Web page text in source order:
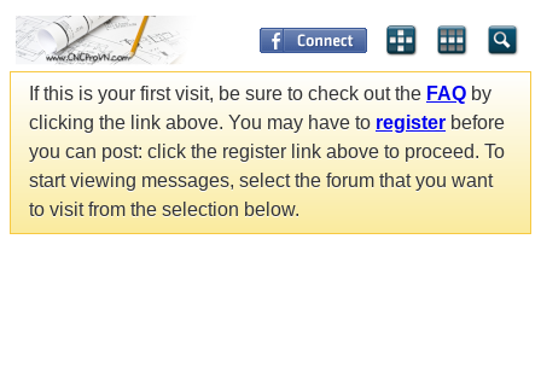
If this is your first visit, be sure to check out the FAQ by
clicking the link above. You may have to register before
you can post: click the register link above to proceed. To
start viewing messages, select the forum that you want
to visit from the selection below.